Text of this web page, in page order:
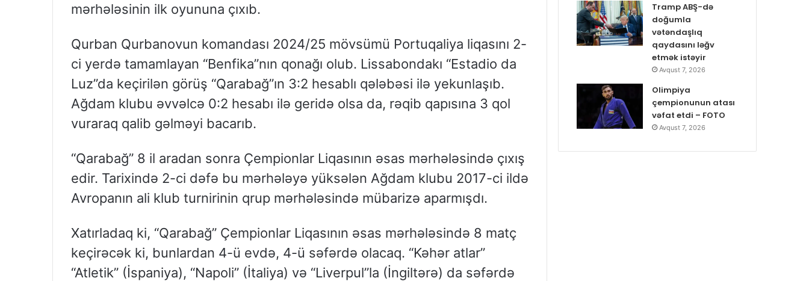
mərhələsinin ilk oyununa çıxıb.
Qurban Qurbanovun komandası 2024/25 mövsümü Portuqaliya liqasını 2-
ci yerdə tamamlayan “Benfika”nın qonağı olub. Lissabondakı “Estadio da
Luz”da keçirilən görüş “Qarabağ”ın 3:2 hesablı qələbəsi ilə yekunlaşıb.
Ağdam klubu əvvəlcə 0:2 hesabı ilə geridə olsa da, rəqib qapısına 3 qol
vuraraq qalib gəlməyi bacarıb.
“Qarabağ” 8 il aradan sonra Çempionlar Liqasının əsas mərhələsində çıxış
edir. Tarixində 2-ci dəfə bu mərhələyə yüksələn Ağdam klubu 2017-ci ildə
Avropanın ali klub turnirinin qrup mərhələsində mübarizə aparmışdı.
Xatırladaq ki, “Qarabağ” Çempionlar Liqasının əsas mərhələsində 8 matç
keçirəcək ki, bunlardan 4-ü evdə, 4-ü səfərdə olacaq. “Kəhər atlar”
“Atletik” (İspaniya), “Napoli” (İtaliya) və “Liverpul”la (İngiltərə) da səfərdə
Tramp ABŞ-də
doğumla
vətəndaşlıq
qaydasını ləğv
etmək istəyir
Avqust 7, 2026
Olimpiya
çempionunun atası
vəfat etdi – FOTO
Avqust 7, 2026